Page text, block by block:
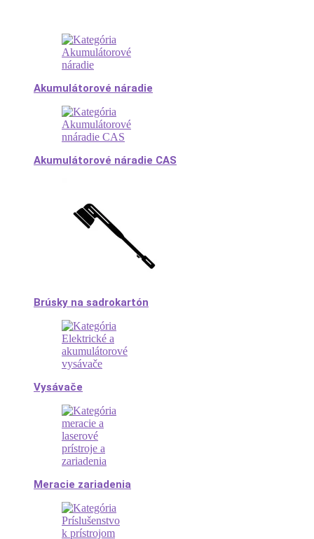
Akumulátorové náradie
Akumulátorové náradie CAS
Brúsky na sadrokartón
Vysávače
Meracie zariadenia